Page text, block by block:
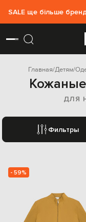
SALE ще більше
Главная Детям
ДЛЯ
Фильтры
- 59%